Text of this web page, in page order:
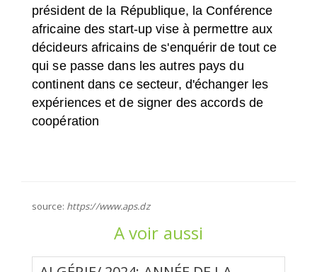
président de la République, la Conférence
africaine des start-up vise à permettre aux
décideurs africains de s'enquérir de tout ce
qui se passe dans les autres pays du
continent dans ce secteur, d'échanger les
expériences et de signer des accords de
coopération
source: https://www.aps.dz
A voir aussi